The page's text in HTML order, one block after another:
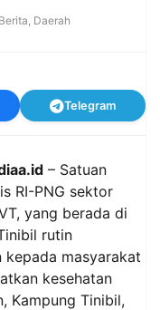
Berita, Daerah
Telegram
– Satuan
RI-PNG sektor
yang berada di
rutin
kepada masyarakat
kesehatan
Kampung Tinibil,